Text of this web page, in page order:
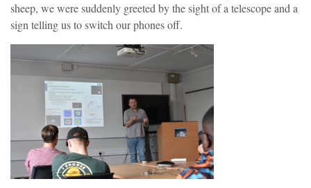
sheep, we were suddenly greeted by the sight of a telescope and a
sign telling us to switch our phones off.